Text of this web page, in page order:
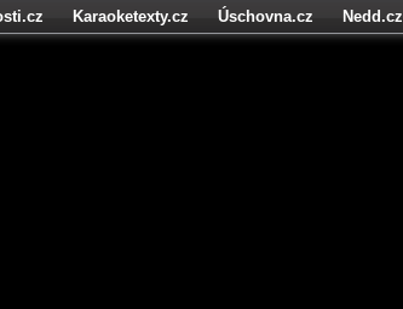
Karaoketexty.cz Úschovna.cz
Nedd.cz